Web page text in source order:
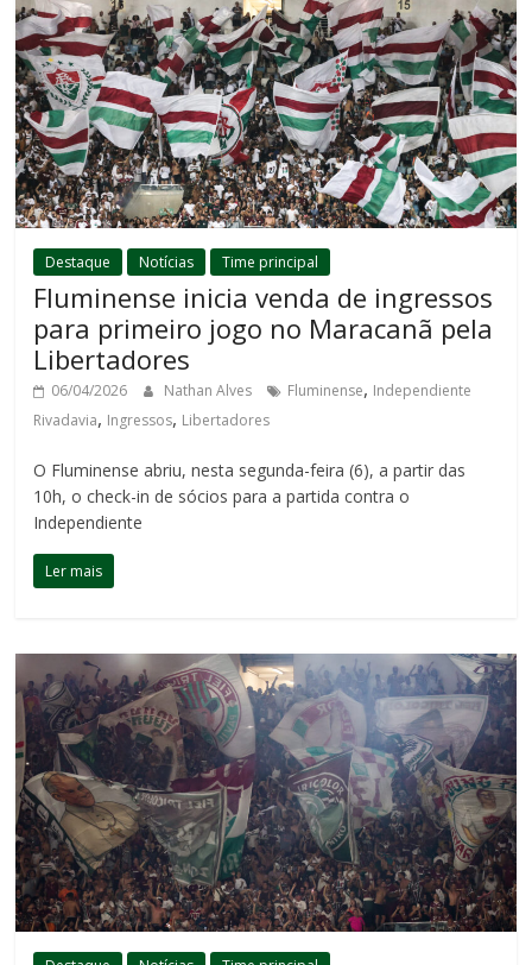
Destaque Notícias Time principal
Fluminense inicia venda de ingressos
para primeiro jogo no Maracanã pela
Libertadores
06/04/2026 Nathan Alves Fluminense, Independiente
Rivadavia, Ingressos, Libertadores
O Fluminense abriu, nesta segunda-feira (6), a partir das
10h, o check-in de sócios para a partida contra o
Independiente
Ler mais